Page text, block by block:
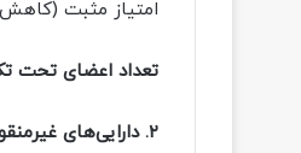
امتیاز مثبت
تعداد اعضای تحت
۲. دارایی‌های غیرمنقول و منقول